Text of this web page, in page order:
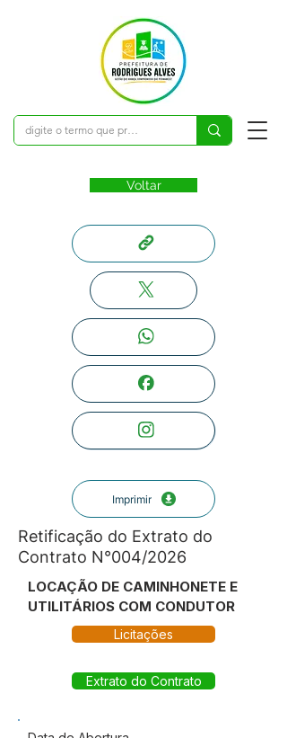
Voltar
Imprimir
Retificação do Extrato do
Contrato N°004/2026
LOCAÇÃO DE CAMINHONETE E
UTILITÁRIOS COM CONDUTOR
Licitações
Extrato do Contrato